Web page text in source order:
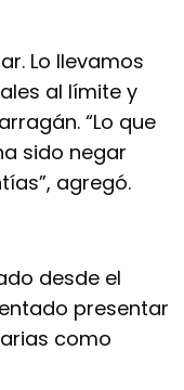
Lo llevamos
al límite y
“Lo que
sido negar
agregó.
desde el
presentar
como